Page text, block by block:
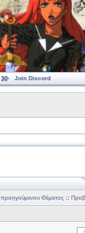
Join Discord
Θέματος ::